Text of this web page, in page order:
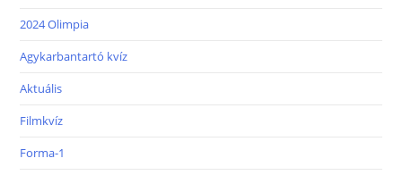
2024 Olimpia
Agykarbantartó kvíz
Aktuális
Filmkvíz
Forma-1